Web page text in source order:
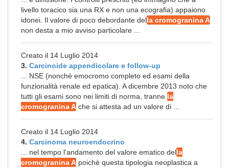
livello toracico sia una RX e non una ecografia) appaiono
idonei. Il valore di poco debordante della cromogranina A
non desta a mio avviso particolare ...
Creato il 14 Luglio 2014
3. Carcinoide appendicolare e follow-up
... NSE (nonché emocromo completo ed esami della
funzionalità renale ed epatica). A dicembre 2013 noto che
tutti gli esami sono nei limiti di norma, tranne la
cromogranina A che si attesta ad un valore di ...
Creato il 14 Luglio 2014
4. Carcinoma neuroendocrino
... nel tempo l'andamento del valore ematico della
cromogranina A poichè questa tipologia neoplastica a